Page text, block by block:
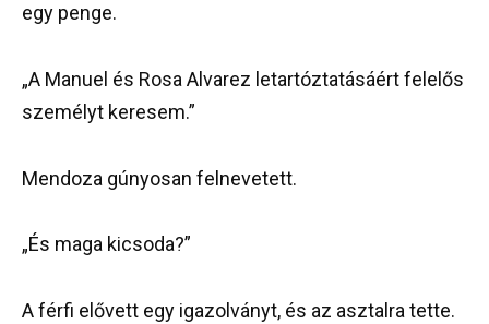
egy penge.
„A Manuel és Rosa Alvarez letartóztatásáért felelős
személyt keresem.”
Mendoza gúnyosan felnevetett.
„És maga kicsoda?”
A férfi elővett egy igazolványt, és az asztalra tette.